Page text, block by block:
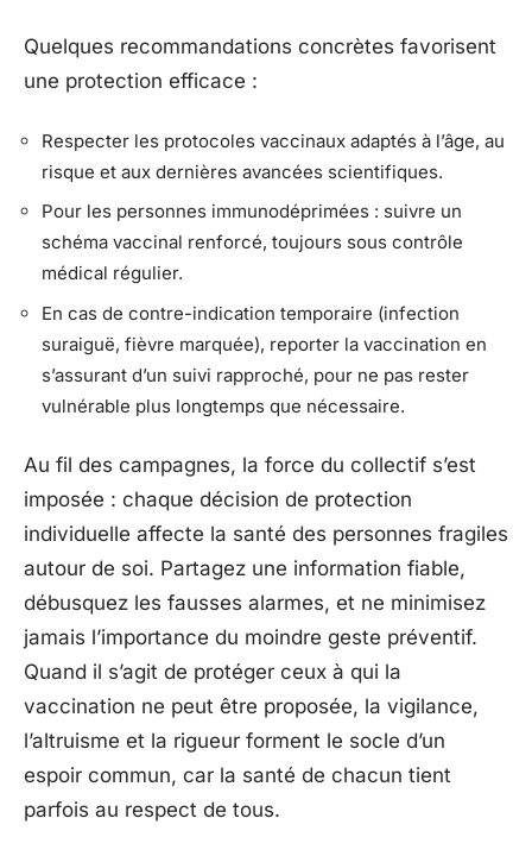
Quelques recommandations concrètes favorisent
une protection efficace :
Respecter les protocoles vaccinaux adaptés à l’âge, au
risque et aux dernières avancées scientifiques.
Pour les personnes immunodéprimées : suivre un
schéma vaccinal renforcé, toujours sous contrôle
médical régulier.
En cas de contre-indication temporaire (infection
suraiguë, fièvre marquée), reporter la vaccination en
s’assurant d’un suivi rapproché, pour ne pas rester
vulnérable plus longtemps que nécessaire.
Au fil des campagnes, la force du collectif s’est
imposée : chaque décision de protection
individuelle affecte la santé des personnes fragiles
autour de soi. Partagez une information fiable,
débusquez les fausses alarmes, et ne minimisez
jamais l’importance du moindre geste préventif.
Quand il s’agit de protéger ceux à qui la
vaccination ne peut être proposée, la vigilance,
l’altruisme et la rigueur forment le socle d’un
espoir commun, car la santé de chacun tient
parfois au respect de tous.